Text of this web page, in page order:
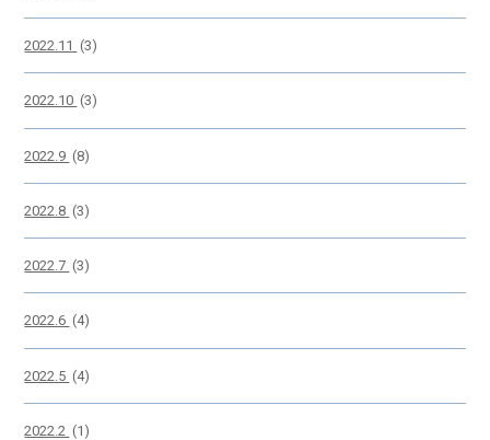
2022.11 (3)
2022.10 (3)
2022.9 (8)
2022.8 (3)
2022.7 (3)
2022.6 (4)
2022.5 (4)
2022.2 (1)